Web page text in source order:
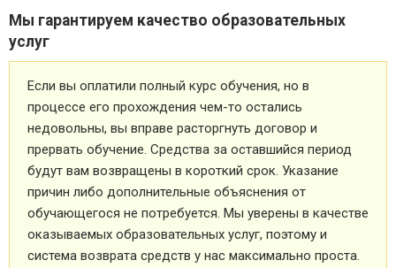
Мы гарантируем качество образовательных
услуг
Если вы оплатили полный курс обучения, но в
процессе его прохождения чем-то остались
недовольны, вы вправе расторгнуть договор и
прервать обучение. Средства за оставшийся период
будут вам возвращены в короткий срок. Указание
причин либо дополнительные объяснения от
обучающегося не потребуется. Мы уверены в качестве
оказываемых образовательных услуг, поэтому и
система возврата средств у нас максимально проста.